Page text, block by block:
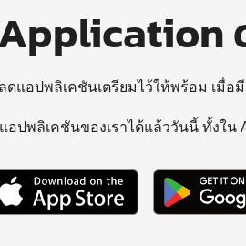
ดแอปพลิเคชันเตรียมไว้ให้พร้อม เมื่อ
แอปพลิเคชันของเราได้แล้ววันนี้ ทั้งใน